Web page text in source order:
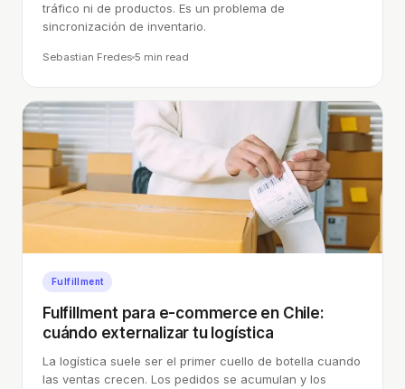
tráfico ni de productos. Es un problema de
sincronización de inventario.
Sebastian Fredes 5 min read
Fulfillment
Fulfillment para e-commerce en Chile:
cuándo externalizar tu logística
La logística suele ser el primer cuello de botella cuando
las ventas crecen. Los pedidos se acumulan y los